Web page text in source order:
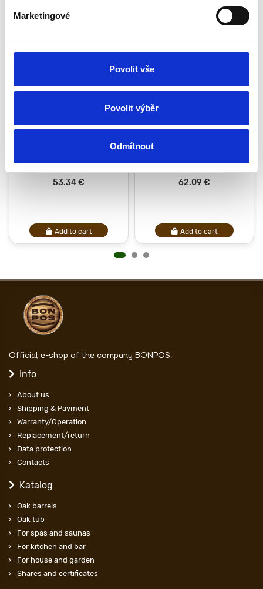
Marketingové
Povolit vše
Povolit výběr
Odmítnout
Oak bowl 3 L with stainless
steel insert
53.34 €
Add to cart
Oak bowl 5 L with stainless
steel insert
62.09 €
Add to cart
Official e-shop of the company BONPOS.
Info
About us
Shipping & Payment
Warranty/Operation
Replacement/return
Data protection
Contacts
Katalog
Oak barrels
Oak tub
For spas and saunas
For kitchen and bar
For house and garden
Shares and certificates